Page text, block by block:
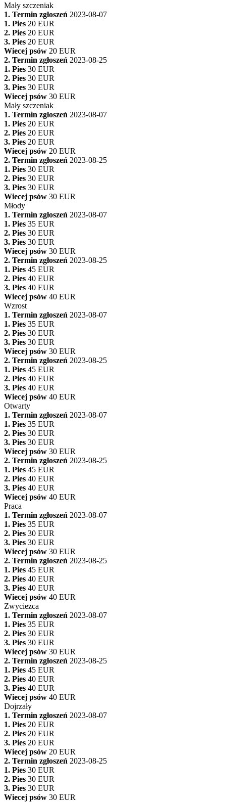
Mały szczeniak
1. Termin zgłoszeń 2023-08-07
1. Pies 20 EUR
2. Pies 20 EUR
3. Pies 20 EUR
Wiecej psów 20 EUR
2. Termin zgłoszeń 2023-08-25
1. Pies 30 EUR
2. Pies 30 EUR
3. Pies 30 EUR
Wiecej psów 30 EUR
Mały szczeniak
1. Termin zgłoszeń 2023-08-07
1. Pies 20 EUR
2. Pies 20 EUR
3. Pies 20 EUR
Wiecej psów 20 EUR
2. Termin zgłoszeń 2023-08-25
1. Pies 30 EUR
2. Pies 30 EUR
3. Pies 30 EUR
Wiecej psów 30 EUR
Młody
1. Termin zgłoszeń 2023-08-07
1. Pies 35 EUR
2. Pies 30 EUR
3. Pies 30 EUR
Wiecej psów 30 EUR
2. Termin zgłoszeń 2023-08-25
1. Pies 45 EUR
2. Pies 40 EUR
3. Pies 40 EUR
Wiecej psów 40 EUR
Wzrost
1. Termin zgłoszeń 2023-08-07
1. Pies 35 EUR
2. Pies 30 EUR
3. Pies 30 EUR
Wiecej psów 30 EUR
2. Termin zgłoszeń 2023-08-25
1. Pies 45 EUR
2. Pies 40 EUR
3. Pies 40 EUR
Wiecej psów 40 EUR
Otwarty
1. Termin zgłoszeń 2023-08-07
1. Pies 35 EUR
2. Pies 30 EUR
3. Pies 30 EUR
Wiecej psów 30 EUR
2. Termin zgłoszeń 2023-08-25
1. Pies 45 EUR
2. Pies 40 EUR
3. Pies 40 EUR
Wiecej psów 40 EUR
Praca
1. Termin zgłoszeń 2023-08-07
1. Pies 35 EUR
2. Pies 30 EUR
3. Pies 30 EUR
Wiecej psów 30 EUR
2. Termin zgłoszeń 2023-08-25
1. Pies 45 EUR
2. Pies 40 EUR
3. Pies 40 EUR
Wiecej psów 40 EUR
Zwyciezca
1. Termin zgłoszeń 2023-08-07
1. Pies 35 EUR
2. Pies 30 EUR
3. Pies 30 EUR
Wiecej psów 30 EUR
2. Termin zgłoszeń 2023-08-25
1. Pies 45 EUR
2. Pies 40 EUR
3. Pies 40 EUR
Wiecej psów 40 EUR
Dojrzały
1. Termin zgłoszeń 2023-08-07
1. Pies 20 EUR
2. Pies 20 EUR
3. Pies 20 EUR
Wiecej psów 20 EUR
2. Termin zgłoszeń 2023-08-25
1. Pies 30 EUR
2. Pies 30 EUR
3. Pies 30 EUR
Wiecej psów 30 EUR